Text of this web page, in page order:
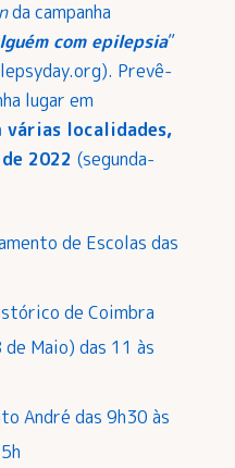
da campanha
com epilepsia”
). Prevê-
lugar em
várias localidades,
2022 (segunda-
de Escolas das
de Coimbra
Maio) das 11 às
André das 9h30 às